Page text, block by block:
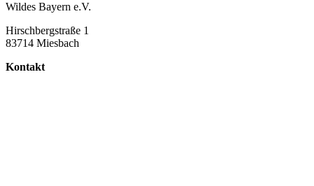
Wildes Bayern e.V.
Hirschbergstraße 1
83714 Miesbach
Kontakt